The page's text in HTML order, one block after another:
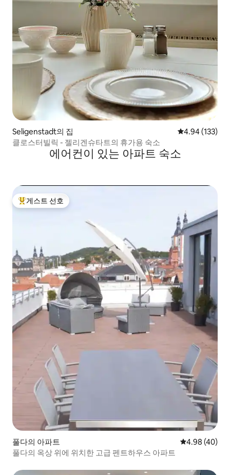
Seligenstadt의 집 평점 4.94점(5
4.94 (133)
클로스터빌릭 - 젤리겐슈타트의 휴가용 숙소
에어컨이 있는 아파트 숙소
상위 게스트 선호
게스트 선호
풀다의 아파트 평점 4.98점(5
4.98 (40)
풀다의 옥상 위에 위치한 고급 펜트하우스 아파트